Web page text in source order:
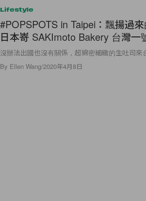
Lifestyle
#POPSPOTS in Taipei：飄揚過
日本嵜 SAKImoto Bakery 台灣一
沒辦法出國也沒有關係，超綿密細緻的生吐司來
By Ellen Wang/2020年4月8日